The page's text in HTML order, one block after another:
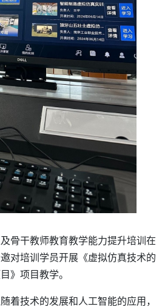
骨干教师教育教学能力提升培训在
对培训学员开展《虚拟仿真技术的
》项目教学。
着技术的发展和人工智能的应用，